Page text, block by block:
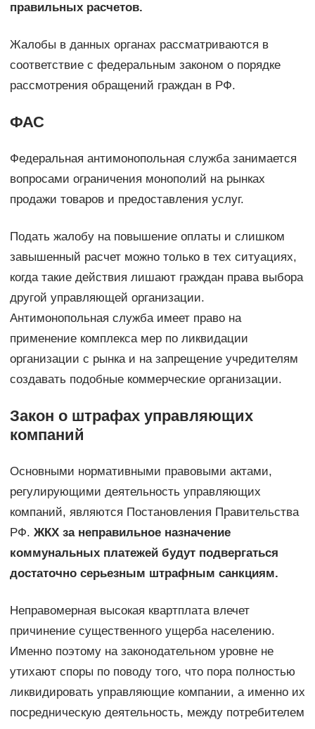
правильных расчетов.
Жалобы в данных органах рассматриваются в
соответствие с федеральным законом о порядке
рассмотрения обращений граждан в РФ.
ФАС
Федеральная антимонопольная служба занимается
вопросами ограничения монополий на рынках
продажи товаров и предоставления услуг.
Подать жалобу на повышение оплаты и слишком
завышенный расчет можно только в тех ситуациях,
когда такие действия лишают граждан права выбора
другой управляющей организации.
Антимонопольная служба имеет право на
применение комплекса мер по ликвидации
организации с рынка и на запрещение учредителям
создавать подобные коммерческие организации.
Закон о штрафах управляющих
компаний
Основными нормативными правовыми актами,
регулирующими деятельность управляющих
компаний, являются Постановления Правительства
РФ. ЖКХ за неправильное назначение
коммунальных платежей будут подвергаться
достаточно серьезным штрафным санкциям.
Неправомерная высокая квартплата влечет
причинение существенного ущерба населению.
Именно поэтому на законодательном уровне не
утихают споры по поводу того, что пора полностью
ликвидировать управляющие компании, а именно их
посредническую деятельность, между потребителем